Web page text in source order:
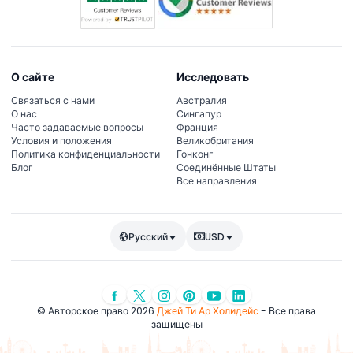
О сайте
Связаться с нами
О нас
Часто задаваемые вопросы
Условия и положения
Политика конфиденциальности
Блог
Исследовать
Австралия
Сингапур
Франция
Великобритания
Гонконг
Соединённые Штаты
Все направления
Русский USD
© Авторское право 2026 Джей Ти Ар Холидейс- Все права
защищены